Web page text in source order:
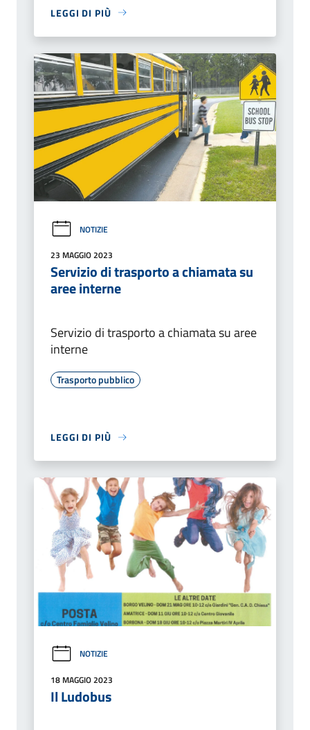
LEGGI DI PIÙ
NOTIZIE
23 MAGGIO 2023
Servizio di trasporto a chiamata su
aree interne
Servizio di trasporto a chiamata su aree
interne
Trasporto pubblico
LEGGI DI PIÙ
NOTIZIE
18 MAGGIO 2023
Il Ludobus